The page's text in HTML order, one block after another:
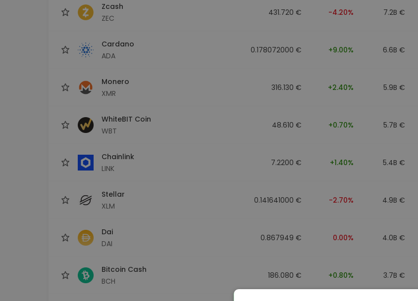
Zcash
ZEC
431.720 € -4.20% 7.2B €
Cardano
ADA
0.178072000 € +9.00% 6.6B €
Monero
XMR
316.130 € +2.40% 5.9B €
WhiteBIT Coin
WBT
48.610 € +0.70% 5.7B €
Chainlink
LINK
7.2200 € +1.40% 5.4B €
Stellar
XLM
0.141641000 € -2.70% 4.9B €
Dai
DAI
0.867949 € 0.00% 4.0B €
Bitcoin Cash
BCH
186.080 € +0.80% 3.7B €